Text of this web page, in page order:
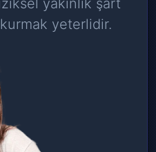
yeterlidir.